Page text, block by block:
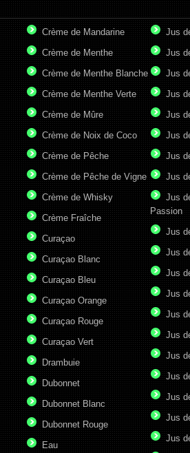
Crème de Mandarine
Crème de Menthe
Crème de Menthe Blanche
Crème de Menthe Verte
Crème de Mûre
Crème de Noix de Coco
Crème de Pêche
Crème de Pêche de Vigne
Crème de Whisky
Crème Fraîche
Curaçao
Curaçao Blanc
Curaçao Bleu
Curaçao Orange
Curaçao Rouge
Curaçao Vert
Drambuie
Dubonnet
Dubonnet Blanc
Dubonnet Rouge
Eau
Jus
Jus
Jus
Jus
Jus
Jus
Jus
Jus
Jus
Passion
Jus
Jus
Jus
Jus
Jus
Jus
Jus
Jus
Jus
Jus
Jus